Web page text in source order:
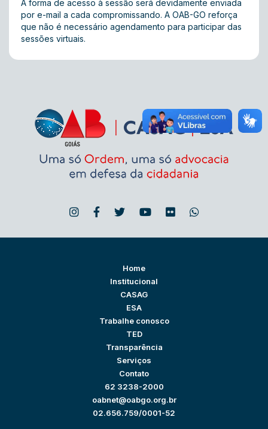
A forma de acesso à sessão será devidamente enviada
por e-mail a cada compromissando. A OAB-GO reforça
que não é necessário agendamento para participar das
sessões virtuais.
Home
Institucional
CASAG
ESA
Trabalhe conosco
TED
Transparência
Serviços
Contato
62 3238-2000
oabnet@oabgo.org.br
02.656.759/0001-52